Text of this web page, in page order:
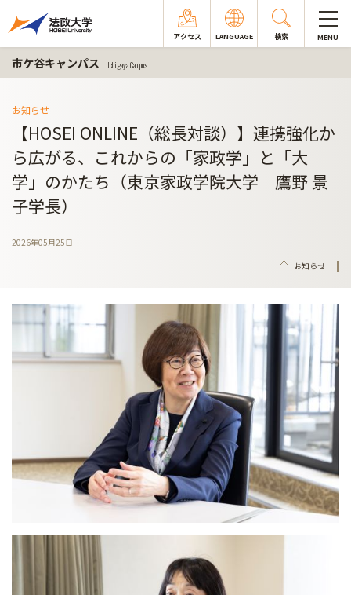
アクセス LANGUAGE 検索 MENU
市ケ谷キャンパス Ichigaya Campus
お知らせ
【HOSEI ONLINE（総長対談）】連携強化か
ら広がる、これからの「家政学」と「大
学」のかたち（東京家政学院大学 鷹野 景
子学長）
2026年05月25日
お知らせ